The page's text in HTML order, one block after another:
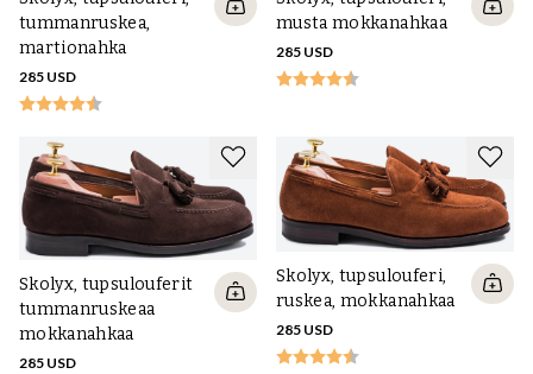
tummanruskea,
martionahka
285 USD
musta mokkanahkaa
285 USD
Skolyx, tupsulouferit
tummanruskeaa
mokkanahkaa
285 USD
Skolyx, tupsulouferi,
ruskea, mokkanahkaa
285 USD